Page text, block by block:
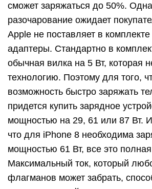
сможет заряжаться до 50%.
разочарование ожидает
Apple не поставляет в
адаптеры. Стандартно в
обычная вилка на 5 Вт, которая
технологию. Поэтому для того,
возможность быстро заряжать
придется купить зарядное
мощностью на 29, 61 или 87 Вт.
что для iPhone 8 необходима
мощностью 61 Вт, все это
Максимальный ток, который
флагманов может забрать,